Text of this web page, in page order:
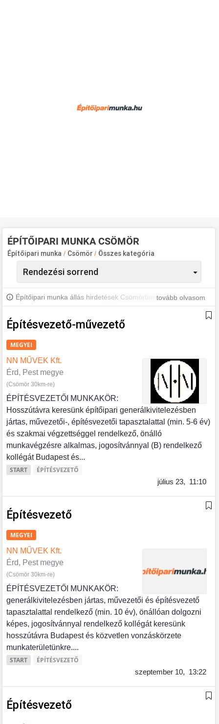
ÉPÍTŐIPARI MUNKA CSÖMÖR
Építőipari munka / Csömör/ Összes kategória
Építőipari munka állás hirdetések Csömörben és környékén.
tovább olvasom
Építésvezető-művezető
MEGYEI
NN MŰVEK Kft.
Érd, Pest megye
(Csömör 30km-re)
ÉPÍTÉSVEZETŐI MUNKAKÖR:
Hosszútávra keresünk építőipari generálkivitelezésben
jártas, művezetői-, építésvezetői tapasztalattal (min. 5-6 év)
és szakmai végzettséggel rendelkező, önálló
munkavégzésre alkalmas, jogosítvánnyal (B) rendelkező
kollégát Budapest és...
START
ÉPÍTÉSVEZETŐ
július 23, 11:10
Építésvezető
MEGYEI
NN MŰVEK Kft.
Érd, Pest megye
(Csömör 30km-re)
ÉPÍTÉSVEZETŐI MUNKAKÖR:
generálkivitelezésben jártas, művezetői és építésvezető
tapasztalattal rendelkező (min. 10 év), önállóan dolgozni
képes, jogosítvánnyal rendelkező kollégát keresünk
hosszútávra Budapest és közvetlen vonzáskörzete
munkaterületünkre....
START
ÉPÍTÉSVEZETŐ
szeptember 10, 13:22
Építésvezető